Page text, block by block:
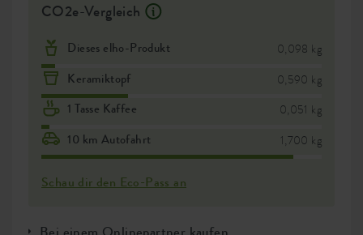
CO2e-Vergleich
Dieses elho-Produkt 0,098 kg
Keramiktopf 0,590 kg
1 Tasse Kaffee 0,051 kg
10 km Autofahrt 1,700 kg
Schau dir den Eco-Pass an